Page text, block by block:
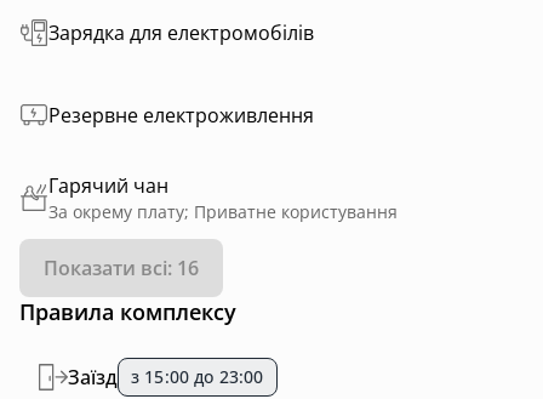
Зарядка для електромобілів
Резервне електроживлення
Гарячий чан
За окрему плату; Приватне користування
Показати всі: 16
Правила комплексу
Заїзд з 15:00 до 23:00